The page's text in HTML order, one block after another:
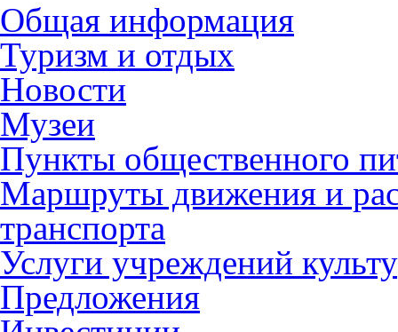
Общая информация
Туризм и отдых
Новости
Музеи
Пункты общественного
Маршруты движения и
транспорта
Услуги учреждений
Предложения